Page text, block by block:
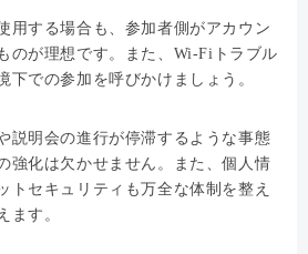
用する場合も、参加者側がアカウン
のが理想です。また、Wi-Fiトラブル
下での参加を呼びかけましょう。
説明会の進行が停滞するような事態
強化は欠かせません。また、個人情
トセキュリティも万全な体制を整え
ます。